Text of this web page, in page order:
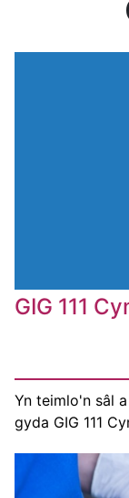
GIG 111
Yn teimlo'n sâl
gyda GIG 111